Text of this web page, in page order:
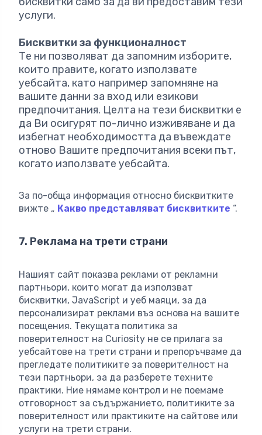
услуги.
Бисквитки за функционалност
Те ни позволяват да запомним изборите,
които правите, когато използвате
уебсайта, като например запомняне на
вашите данни за вход или езикови
предпочитания. Целта на тези бисквитки е
да Ви осигурят по-лично изживяване и да
избегнат необходимостта да въвеждате
отново Вашите предпочитания всеки път,
когато използвате уебсайта.
За по-обща информация относно бисквитките
вижте „ Какво представляват бисквитките “.
7. Реклама на трети страни
Нашият сайт показва реклами от рекламни
партньори, които могат да използват
бисквитки, JavaScript и уеб маяци, за да
персонализират реклами въз основа на вашите
посещения. Текущата политика за
поверителност на Curiosity не се прилага за
уебсайтове на трети страни и препоръчваме да
прегледате политиките за поверителност на
тези партньори, за да разберете техните
практики. Ние нямаме контрол и не поемаме
отговорност за съдържанието, политиките за
поверителност или практиките на сайтове или
услуги на трети страни.